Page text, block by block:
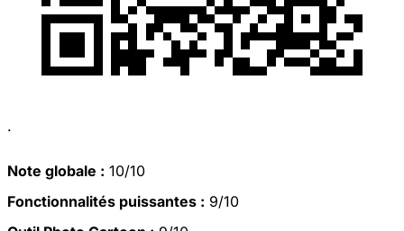
.
Note globale : 10/10
Fonctionnalités puissantes : 9/10